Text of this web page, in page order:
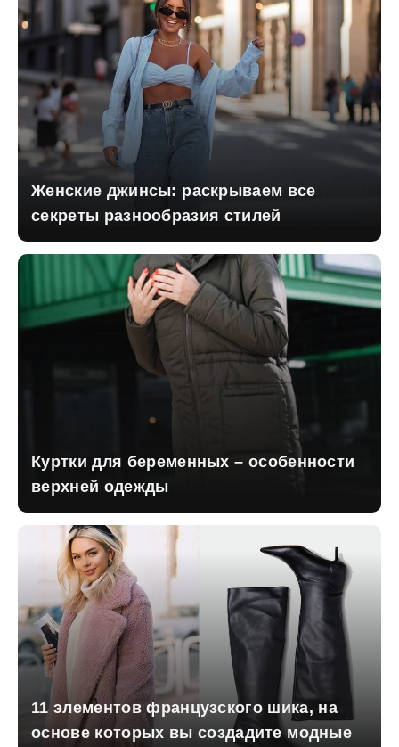
Женские джинсы: раскрываем все
секреты разнообразия стилей
Куртки для беременных – особенности
верхней одежды
11 элементов французского шика, на
основе которых вы создадите модные